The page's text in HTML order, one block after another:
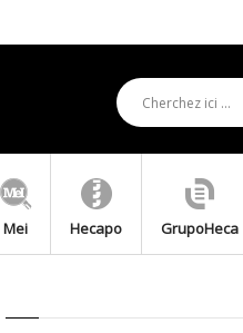
Mei Hecapo GrupoHeca